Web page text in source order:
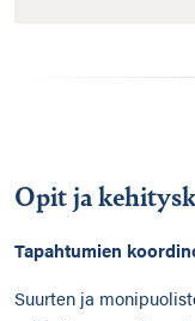
Opit ja
Tapahtumien
Suurten ja